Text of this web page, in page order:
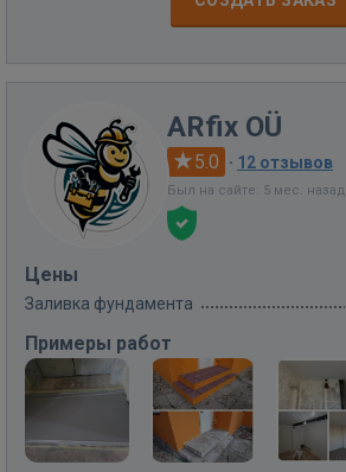
ARfix OÜ
5.0 · 12 отзывов
Был на сайте: 5 мес. назад
Цены
Заливка фундамента
Примеры работ